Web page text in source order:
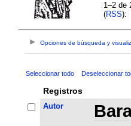
1–2 de
(RSS):
Opciones de búsqueda y
Seleccionar todo Deseleccionar
Registros
Autor